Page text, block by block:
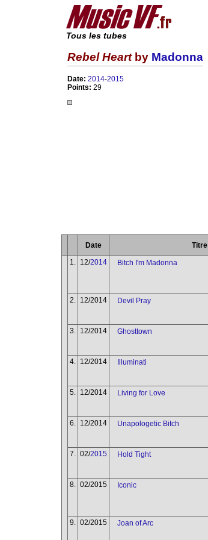
Tous les tubes
Rebel Heartby Madonna
Date: 2014-2015
Points: 29
Date Titre
1.
12/2014 Bitch I'm Madonna
2. 12/2014 Devil Pray
3. 12/2014 Ghosttown
4. 12/2014 Illuminati
5. 12/2014 Living for Love
6. 12/2014 Unapologetic Bitch
7. 02/2015 Hold Tight
8. 02/2015 Iconic
9. 02/2015 Joan of Arc